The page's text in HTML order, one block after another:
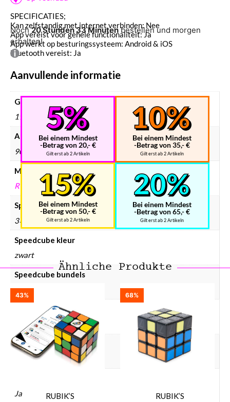
SPECIFICATIES;
Kan zelfstandig met internet verbinden: Nee
App vereist voor gehele functionaliteit: Ja
App werkt op besturingssysteem: Android & iOS
Bluetooth vereist: Ja
Aanvullende informatie
Gewicht
190 g
Afmetingen
90 × 70 × 138 mm
Merken
RUBIK'S
Speedcube type
3×3
Speedcube kleur
zwart
Speedcube bundels
Nee
Speedcube magneten
Geen
Speedcube prijsklasse
Speedcube € 50 – € 75
Ja
Noch20 Stunden 33 Minutenbestellen und morgen
erhalten!
Bei einem Mindest
-Betrag von 20,- €
Gilt erst ab 2 Artikeln
Bei einem Mindest
-Betrag von 35,- €
Gilt erst ab 2 Artikeln
Bei einem Mindest
-Betrag von 50,- €
Gilt erst ab 2 Artikeln
Bei einem Mindest
-Betrag von 65,- €
Gilt erst ab 2 Artikeln
Ähnliche Produkte
43%
RUBIK’S
68%
RUBIK’S